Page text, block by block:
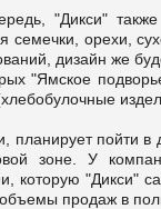
"Дикси"
семечки, орехи,
дизайн же
"Ямское
планирует пойти
зоне. У
которую "Дикси"
продаж в